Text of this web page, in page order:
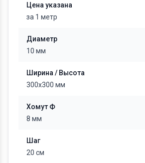
Цена указана
за 1 метр
Диаметр
10 мм
Ширина / Высота
300x300 мм
Хомут Ф
8 мм
Шаг
20 см